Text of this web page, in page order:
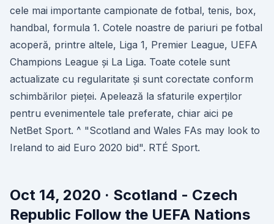
cele mai importante campionate de fotbal, tenis, box,
handbal, formula 1. Cotele noastre de pariuri pe fotbal
acoperă, printre altele, Liga 1, Premier League, UEFA
Champions League și La Liga. Toate cotele sunt
actualizate cu regularitate și sunt corectate conform
schimbărilor pieței. Apelează la sfaturile experților
pentru evenimentele tale preferate, chiar aici pe
NetBet Sport. ^ "Scotland and Wales FAs may look to
Ireland to aid Euro 2020 bid". RTÉ Sport.
Oct 14, 2020 · Scotland - Czech
Republic Follow the UEFA Nations